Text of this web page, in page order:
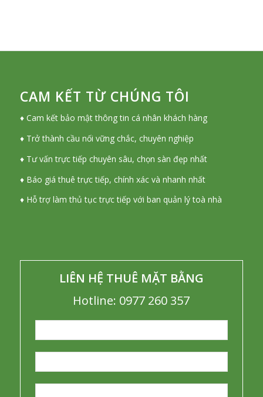
CAM KẾT TỪ CHÚNG TÔI
♦ Cam kết bảo mật thông tin cá nhân khách hàng
♦ Trở thành cầu nối vững chắc, chuyên nghiệp
♦ Tư vấn trực tiếp chuyên sâu, chọn sàn đẹp nhất
♦ Báo giá thuê trực tiếp, chính xác và nhanh nhất
♦ Hỗ trợ làm thủ tục trực tiếp với ban quản lý toà nhà
LIÊN HỆ THUÊ MẶT BẰNG
Hotline: 0977 260 357